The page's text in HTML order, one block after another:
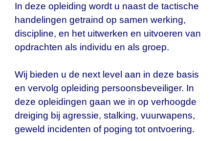
In deze opleiding wordt u naast de tactische
handelingen getraind op samen werking,
discipline, en het uitwerken en uitvoeren van
opdrachten als individu en als groep.
Wij bieden u de next level aan in deze basis
en vervolg opleiding persoonsbeveiliger. In
deze opleidingen gaan we in op verhoogde
dreiging bij agressie, stalking, vuurwapens,
geweld incidenten of poging tot ontvoering.